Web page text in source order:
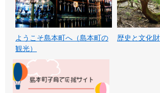
ようこそ島本町へ（島本町の
観光）
歴史と文化財